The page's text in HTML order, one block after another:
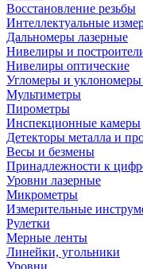
Восстановление резьбы
Интеллектуальные
Дальномеры лазерные
Нивелиры и
Нивелиры оптические
Угломеры и
Мультиметры
Пирометры
Инспекционные камеры
Детекторы металла и
Весы и безмены
Принадлежности к
Уровни лазерные
Микрометры
Измерительные
Рулетки
Мерные ленты
Линейки, угольники
Уровни